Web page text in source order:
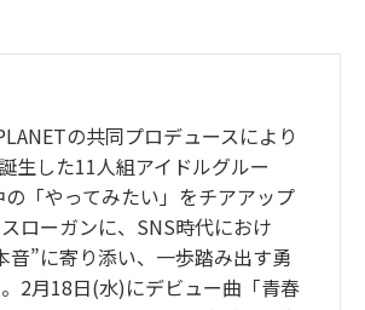
の共同プロデュースにより
生した11人組アイドルグルー
の「やってみたい」をチアアップ
ローガンに、SNS時代におけ
音”に寄り添い、一歩踏み出す勇
2月18日(水)にデビュー曲「青春